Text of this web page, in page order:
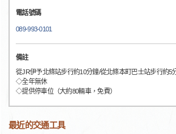
電話號碼
089-993-0101
備註
從JR伊予北條站步行約10分鐘/從北條本町巴士站步行約5
◇全年無休
◇提供停車位（大約80輛車，免費）
最近的交通工具